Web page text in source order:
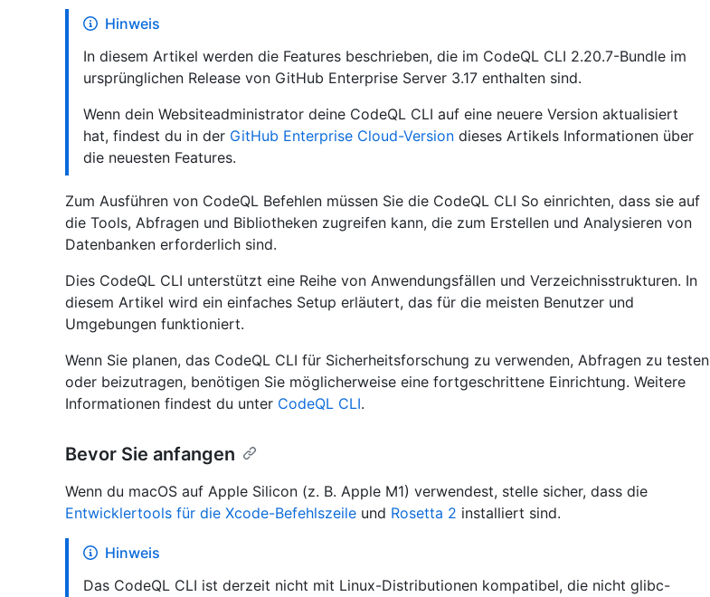
Hinweis
In diesem Artikel werden die Features beschrieben, die im CodeQL CLI 2.20.7-Bundle im
ursprünglichen Release von GitHub Enterprise Server 3.17 enthalten sind.
Wenn dein Websiteadministrator deine CodeQL CLI auf eine neuere Version aktualisiert
hat, findest du in der GitHub Enterprise Cloud-Version dieses Artikels Informationen über
die neuesten Features.
Zum Ausführen von CodeQL Befehlen müssen Sie die CodeQL CLI So einrichten, dass sie auf
die Tools, Abfragen und Bibliotheken zugreifen kann, die zum Erstellen und Analysieren von
Datenbanken erforderlich sind.
Dies CodeQL CLI unterstützt eine Reihe von Anwendungsfällen und Verzeichnisstrukturen. In
diesem Artikel wird ein einfaches Setup erläutert, das für die meisten Benutzer und
Umgebungen funktioniert.
Wenn Sie planen, das CodeQL CLI für Sicherheitsforschung zu verwenden, Abfragen zu testen
oder beizutragen, benötigen Sie möglicherweise eine fortgeschrittene Einrichtung. Weitere
Informationen findest du unter CodeQL CLI.
Bevor Sie anfangen
Wenn du macOS auf Apple Silicon (z. B. Apple M1) verwendest, stelle sicher, dass die
Entwicklertools für die Xcode-Befehlszeile und Rosetta 2 installiert sind.
Hinweis
Das CodeQL CLI ist derzeit nicht mit Linux-Distributionen kompatibel, die nicht glibc-